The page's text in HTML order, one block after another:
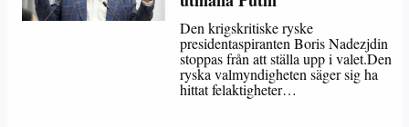
Den krigskritiske ryske
presidentaspiranten Boris Nadezjdin
stoppas från att ställa upp i valet.Den
ryska valmyndigheten säger sig ha
hittat felaktigheter…